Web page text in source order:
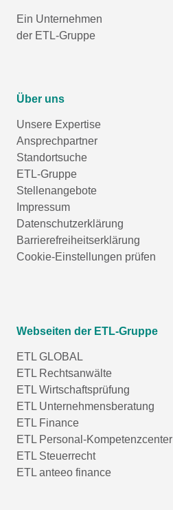
Ein Unternehmen
der ETL-Gruppe
Über uns
Unsere Expertise
Ansprechpartner
Standortsuche
ETL-Gruppe
Stellenangebote
Impressum
Datenschutzerklärung
Barrierefreiheitserklärung
Cookie-Einstellungen prüfen
Webseiten der ETL-Gruppe
ETL GLOBAL
ETL Rechtsanwälte
ETL Wirtschaftsprüfung
ETL Unternehmensberatung
ETL Finance
ETL Personal-Kompetenzcenter
ETL Steuerrecht
ETL anteeo finance